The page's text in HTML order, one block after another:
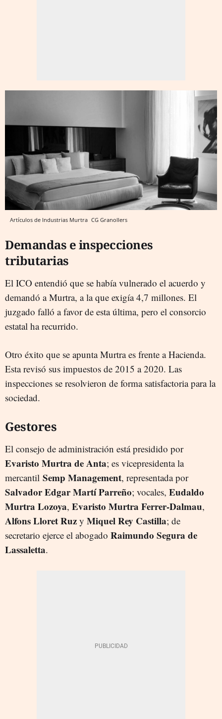
Artículos de Industrias Murtra CG Granollers
Demandas e inspecciones
tributarias
El ICO entendió que se había vulnerado el acuerdo y
demandó a Murtra, a la que exigía 4,7 millones. El
juzgado falló a favor de esta última, pero el consorcio
estatal ha recurrido.
Otro éxito que se apunta Murtra es frente a Hacienda.
Esta revisó sus impuestos de 2015 a 2020. Las
inspecciones se resolvieron de forma satisfactoria para la
sociedad.
Gestores
El consejo de administración está presidido por
Evaristo Murtra de Anta; es vicepresidenta la
mercantil Semp Management, representada por
Salvador Edgar Martí Parreño; vocales, Eudaldo
Murtra Lozoya, Evaristo Murtra Ferrer-Dalmau,
Alfons Lloret Ruz y Miquel Rey Castilla; de
secretario ejerce el abogado Raimundo Segura de
Lassaletta.